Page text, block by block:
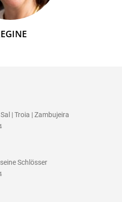
| Troia | Zambujeira
Schlösser